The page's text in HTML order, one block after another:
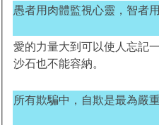
愚者用肉體監視心靈，智者
愛的力量大到可以使人忘記
沙石也不能容納。
所有欺騙中，自欺是最為嚴